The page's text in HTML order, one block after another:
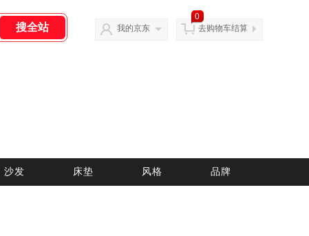
我的京东
0
去购物车结算
沙发 床垫 风格 品牌